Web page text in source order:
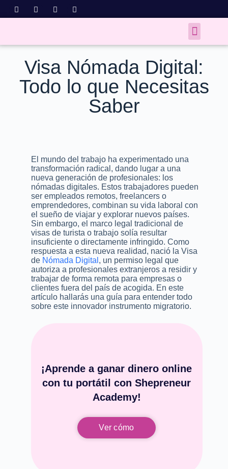
Visa Nómada Digital:
Todo lo que Necesitas
Saber
El mundo del trabajo ha experimentado una
transformación radical, dando lugar a una
nueva generación de profesionales: los
nómadas digitales. Estos trabajadores pueden
ser empleados remotos, freelancers o
emprendedores, combinan su vida laboral con
el sueño de viajar y explorar nuevos países.
Sin embargo, el marco legal tradicional de
visas de turista o trabajo solía resultar
insuficiente o directamente infringido. Como
respuesta a esta nueva realidad, nació la Visa
de Nómada Digital , un permiso legal que
autoriza a profesionales extranjeros a residir y
trabajar de forma remota para empresas o
clientes fuera del país de acogida. En este
artículo hallarás una guía para entender todo
sobre este innovador instrumento migratorio.
¡Aprende a ganar dinero online
con tu portátil con Shepreneur
Academy!
Ver cómo